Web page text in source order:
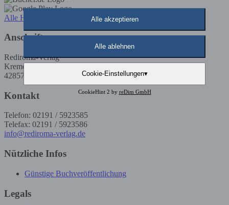
Alle Händler
Anschrift
Rediroma-Verlag
Kremenholler Str. 53
42857 Remscheid
Kontakt
Telefon: 02191 / 5923585
Telefax: 02191 / 5923586
info@rediroma-verlag.de
Nützliche Infos
Günstige Buchveröffentlichung
Legals
Alle akzeptieren
Alle ablehnen
Cookie-Einstellungen▾
CookieHint 2 by reDim GmbH